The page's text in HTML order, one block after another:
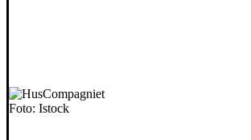
Foto: Istock